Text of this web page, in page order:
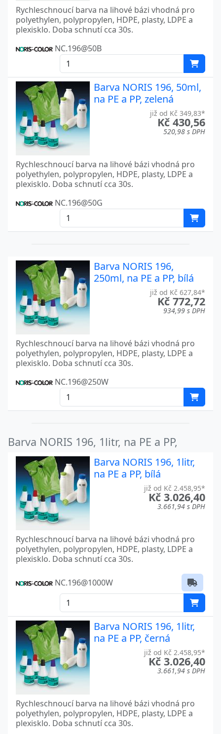
Rychleschnoucí barva na lihové bázi vhodná pro
polyethylen, polypropylen, HDPE, plasty, LDPE a
plexisklo. Doba schnutí cca 30s.
NC.196@50B
Barva NORIS 196, 50ml,
na PE a PP, zelená
již od Kč 349,83*
Kč 430,56
520,98 s DPH
Rychleschnoucí barva na lihové bázi vhodná pro
polyethylen, polypropylen, HDPE, plasty, LDPE a
plexisklo. Doba schnutí cca 30s.
NC.196@50G
Barva NORIS 196,
250ml, na PE a PP, bílá
již od Kč 627,84*
Kč 772,72
934,99 s DPH
Rychleschnoucí barva na lihové bázi vhodná pro
polyethylen, polypropylen, HDPE, plasty, LDPE a
plexisklo. Doba schnutí cca 30s.
NC.196@250W
Barva NORIS 196, 1litr, na PE a PP,
Barva NORIS 196, 1litr,
na PE a PP, bílá
již od Kč 2.458,95*
Kč 3.026,40
3.661,94 s DPH
Rychleschnoucí barva na lihové bázi vhodná pro
polyethylen, polypropylen, HDPE, plasty, LDPE a
plexisklo. Doba schnutí cca 30s.
NC.196@1000W
Barva NORIS 196, 1litr,
na PE a PP, černá
již od Kč 2.458,95*
Kč 3.026,40
3.661,94 s DPH
Rychleschnoucí barva na lihové bázi vhodná pro
polyethylen, polypropylen, HDPE, plasty, LDPE a
plexisklo. Doba schnutí cca 30s.